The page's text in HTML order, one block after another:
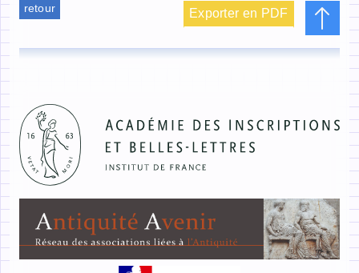
retour Exporter en PDF